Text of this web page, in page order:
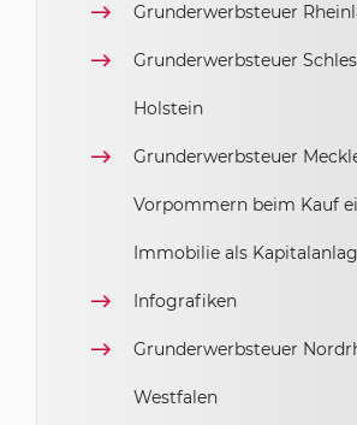
Grunderwerbsteuer
Grunderwerbsteuer
Holstein
Grunderwerbsteuer
Vorpommern beim Kauf
Immobilie als
Infografiken
Grunderwerbsteuer
Westfalen